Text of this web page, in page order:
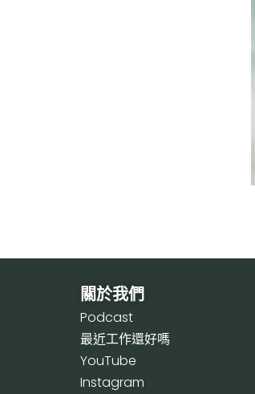
關於我們
Podcast
最近工作還好嗎
YouTube
Instagram